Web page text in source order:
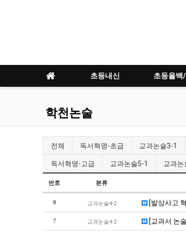
초등내신 초등올백
학천논술
전체 독서혁명-초급 교과논술3-1
독서혁명-고급 교과논술5-1 교과논
번호 분류
8 교과논술4-2 [발상사고
7 교과논술4-2 [교과서 논